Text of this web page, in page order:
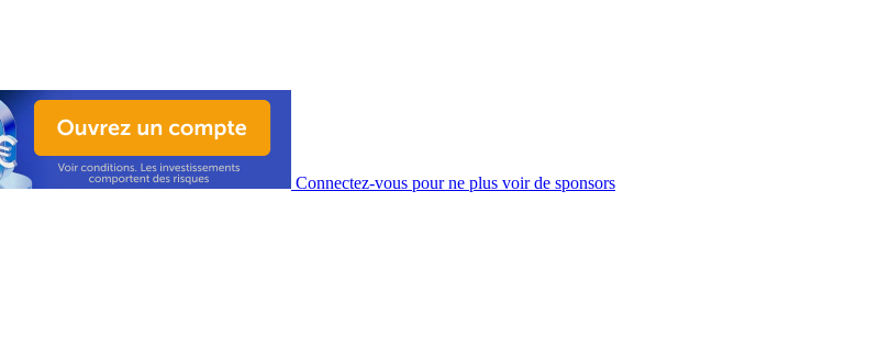
Connectez-vous pour ne plus voir de sponsors